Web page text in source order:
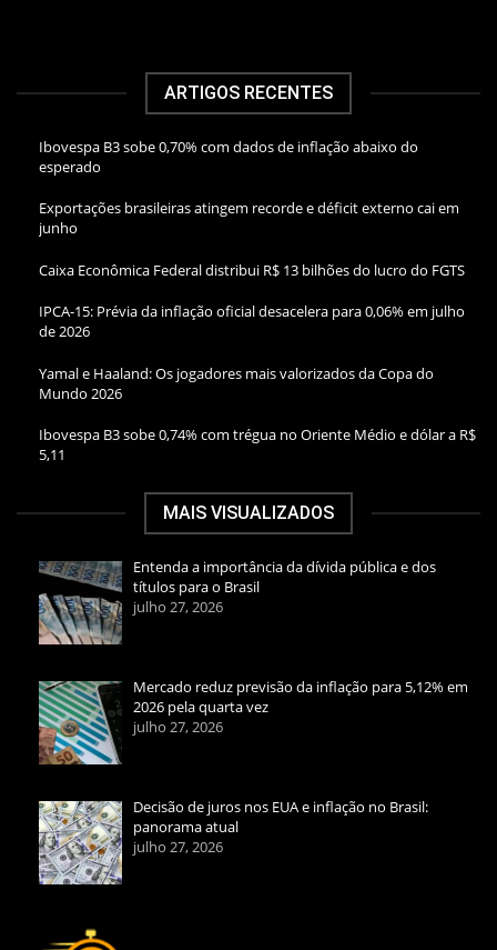
ARTIGOS RECENTES
Ibovespa B3 sobe 0,70% com dados de inflação abaixo do
esperado
Exportações brasileiras atingem recorde e déficit externo cai em
junho
Caixa Econômica Federal distribui R$ 13 bilhões do lucro do FGTS
IPCA-15: Prévia da inflação oficial desacelera para 0,06% em julho
de 2026
Yamal e Haaland: Os jogadores mais valorizados da Copa do
Mundo 2026
Ibovespa B3 sobe 0,74% com trégua no Oriente Médio e dólar a R$
5,11
MAIS VISUALIZADOS
Entenda a importância da dívida pública e dos
títulos para o Brasil
julho 27, 2026
Mercado reduz previsão da inflação para 5,12% em
2026 pela quarta vez
julho 27, 2026
Decisão de juros nos EUA e inflação no Brasil:
panorama atual
julho 27, 2026